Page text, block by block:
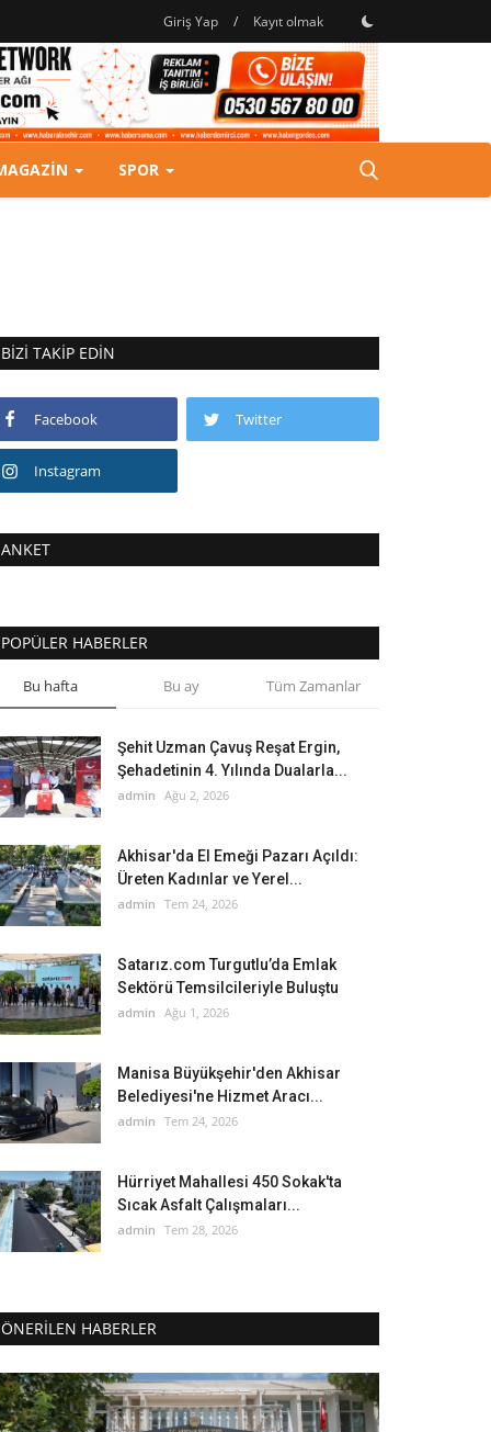
Giriş Yap / Kayıt olmak
SPOR
BIZI TAKIP EDIN
Facebook Twitter
Instagram
ANKET
POPÜLER HABERLER
Bu hafta Bu ay Tüm Zamanlar
Şehit Uzman Çavuş Reşat Ergin,
Şehadetinin 4. Yılında Dualarla...
admin Ağu 2, 2026
Akhisar'da El Emeği Pazarı Açıldı:
Üreten Kadınlar ve Yerel...
admin Tem 24, 2026
Satarız.com Turgutlu’da Emlak
Sektörü Temsilcileriyle Buluştu
admin Ağu 1, 2026
Manisa Büyükşehir'den Akhisar
Belediyesi'ne Hizmet Aracı...
admin Tem 24, 2026
Hürriyet Mahallesi 450 Sokak'ta
Sıcak Asfalt Çalışmaları...
admin Tem 28, 2026
ÖNERILEN HABERLER